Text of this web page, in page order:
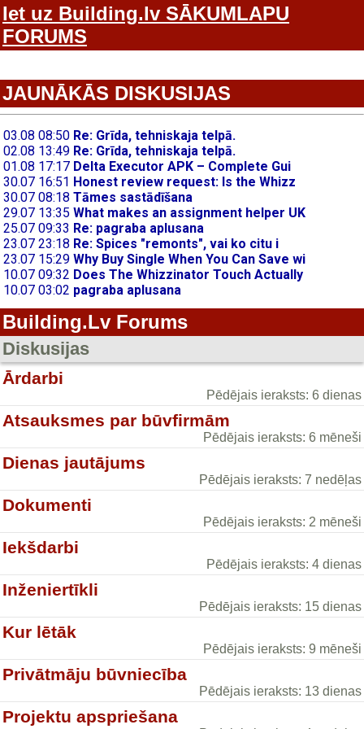
Iet uz Building.lv SĀKUMLAPU
FORUMS
JAUNĀKĀS DISKUSIJAS
Building.Lv Forums
Diskusijas
Ārdarbi
Pēdējais ieraksts: 6 dienas
Atsauksmes par būvfirmām
Pēdējais ieraksts: 6 mēneši
Dienas jautājums
Pēdējais ieraksts: 7 nedēļas
Dokumenti
Pēdējais ieraksts: 2 mēneši
Iekšdarbi
Pēdējais ieraksts: 4 dienas
Inženiertīkli
Pēdējais ieraksts: 15 dienas
Kur lētāk
Pēdējais ieraksts: 9 mēneši
Privātmāju būvniecība
Pēdējais ieraksts: 13 dienas
Projektu apspriešana